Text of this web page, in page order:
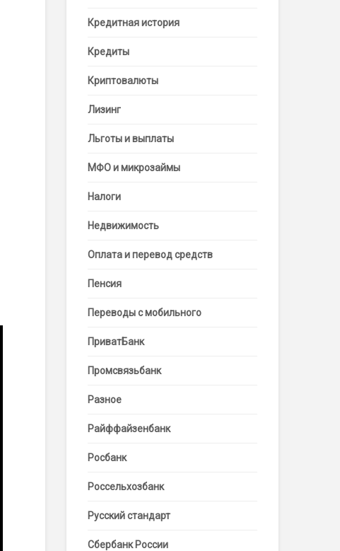
Кредитная история
Кредиты
Криптовалюты
Лизинг
Льготы и выплаты
МФО и микрозаймы
Налоги
Недвижимость
Оплата и перевод средств
Пенсия
Переводы с мобильного
ПриватБанк
Промсвязьбанк
Разное
Райффайзенбанк
Росбанк
Россельхозбанк
Русский стандарт
Сбербанк России